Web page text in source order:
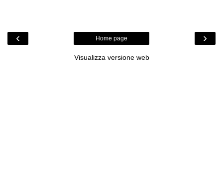
‹ ›
Home page
Visualizza versione web